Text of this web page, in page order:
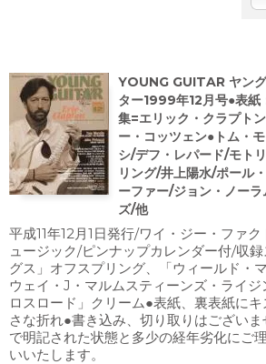
YOUNG GUITAR ヤン
ター1999年12月号●表紙
集=エリック・クラプト
ー・コッツェン●トム・
シ/デフ・レパード/モト
リング/井上陽水/ポール
ーファー/ジョン・ノー
ズ/他
平成11年12月1日発行/ワイ・ジー・ファ
ュージック/ピンナップカレンダー付/収
グス」オフスプリング、「ウィールド・
ウェイ・J・マルムスティーンズ・ライ
ロスロード」クリーム●表紙、裏表紙に
さな折れ●書き込み、切り取りはござい
で明記された状態と多少の経年劣化にご
いいたします。